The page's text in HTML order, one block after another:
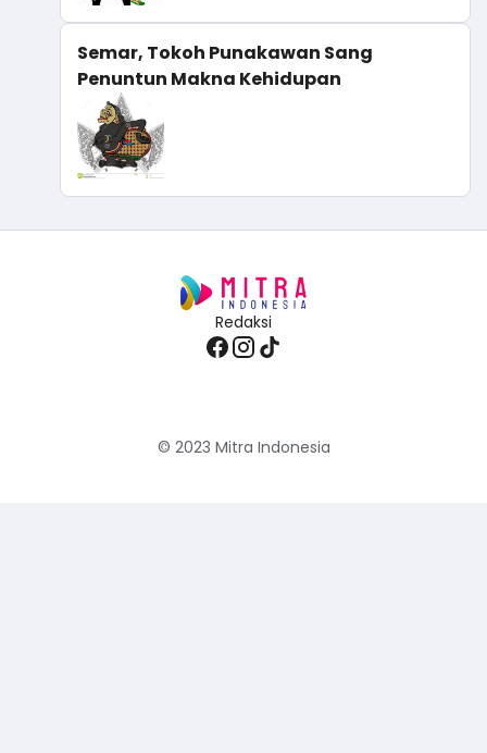
Semar, Tokoh Punakawan Sang
Penuntun Makna Kehidupan
Redaksi
© 2023 Mitra Indonesia